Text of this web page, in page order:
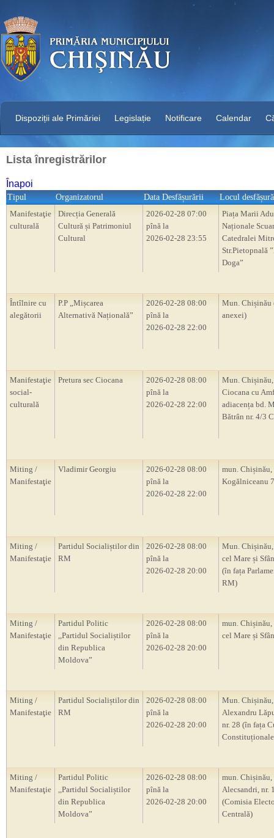
Dispoziții ale Primăriei Legislație Notificare Calendar
Lista înregistrărilor
Înapoi
Tipul Organizatorul Data Desfășurării
Locul
Manifestaţie
culturală
Direcția Generală
Cultură și Patrimoniul
Cultural
2026-02-28 07:00
pînă la
2026-02-28 23:55
Piața Marii
Naționale
Catedralei
Str.Pietopnală
Doga”
Întîlnire cu
alegătorii
P.P „Mișcarea
Alternativă Națională”
2026-02-28 08:00
pînă la
2026-02-28 22:00
Mun. Chișinău
anexei)
Manifestaţie
social-
culturală
Pretura sec Ciocana
2026-02-28 08:00
pînă la
2026-02-28 22:00
Mun.
Ciocana cu
adiacența bd.
Bătrân nr. 4/3
Miting /
Manifestaţie
Vladimir Georgiu
2026-02-28 08:00
pînă la
2026-02-28 22:00
mun. Chișinău,
Kogălniceanu
Miting /
Manifestaţie
Partidul Socialiștilor din
RM
2026-02-28 08:00
pînă la
2026-02-28 20:00
Mun.
cel Mare și
(în fața
RM)
Miting /
Manifestaţie
Partidul Politic
,,Partidul Socialiștilor
din Republica
Moldova”
2026-02-28 08:00
pînă la
2026-02-28 20:00
mun. Chișinău,
cel Mare și
Miting /
Manifestaţie
Partidul Socialiștilor din
RM
2026-02-28 08:00
pînă la
2026-02-28 20:00
Mun. Chișinău,
Alexandru
nr. 28 (în fața
Miting /
Manifestaţie
Partidul Politic
,,Partidul Socialiștilor
din Republica
Moldova”
2026-02-28 08:00
pînă la
2026-02-28 20:00
mun. Chișinău,
Alecsandri, nr.
(Comisia
Centrală)